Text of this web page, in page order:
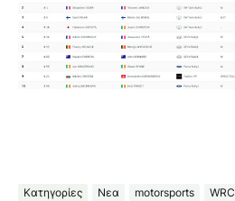
Κατηγορίες Νεα motorsports WRC